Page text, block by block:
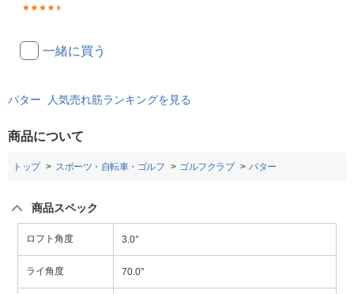
一緒に買う
パター 人気売れ筋ランキングを見る
商品について
トップ スポーツ・自転車・ゴルフ ゴルフクラブ パター
商品スペック
ロフト角度 3.0°
ライ角度 70.0°